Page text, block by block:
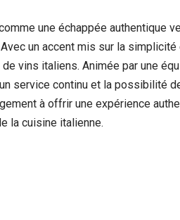
une échappée authentique
un accent mis sur la
vins italiens. Animée par une
service continu et la possibilité
à offrir une expérience
la cuisine italienne.